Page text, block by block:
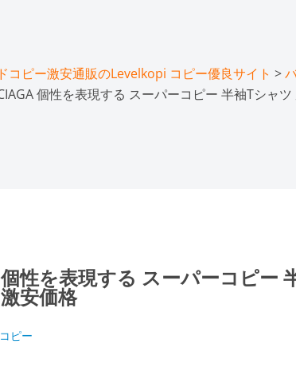
コピー激安通販のLevelkopi コピー優良サイト >
個性を表現する スーパーコピー 半袖Tシャ
性を表現する スーパーコピー
安価格
ピー